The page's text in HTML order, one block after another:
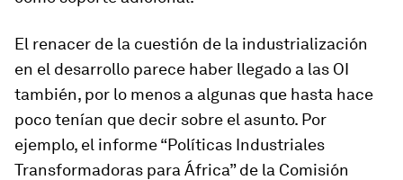
El renacer de la cuestión de la industrialización
en el desarrollo parece haber llegado a las OI
también, por lo menos a algunas que hasta hace
poco tenían que decir sobre el asunto. Por
ejemplo, el informe “Políticas Industriales
Transformadoras para África” de la Comisión